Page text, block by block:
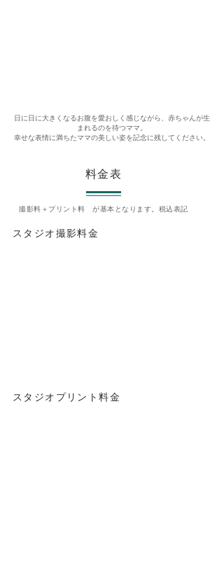
日に日に大きくなるお腹を愛おしく感じながら、赤ちゃんが生
まれるのを待つママ。
​幸せな表情に満ちたママの美しい姿を記念に残してください。
料金表
撮影料＋プリント料 が基本となります。税込表記
スタジオ撮影料金
スタジオプリント料金